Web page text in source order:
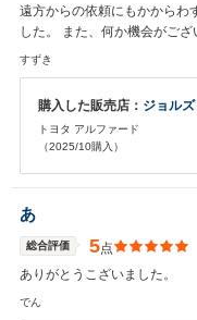
遠方からの依頼にもかからわ
した。 また、何か機会がご
すずき
購入した販売店： ジョル
トヨタ アルファード
（2025/10購入）
あ
総合評価 5点
ありがとうこざいました。
でん